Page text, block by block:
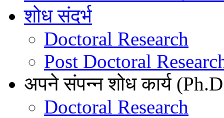
शोध संदर्भ
Doctoral Research
Post Doctoral
अपने संपन्न शोध कार्य
Doctoral Research